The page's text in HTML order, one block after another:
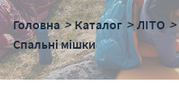
Головна Каталог ЛІТО
Спальні мішки